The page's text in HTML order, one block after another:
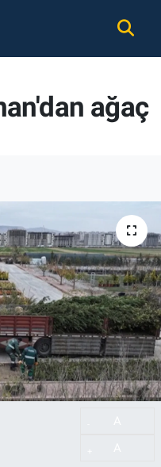
ağaç
Fikstür